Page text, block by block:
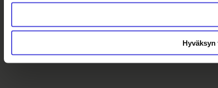
Hyväksyn